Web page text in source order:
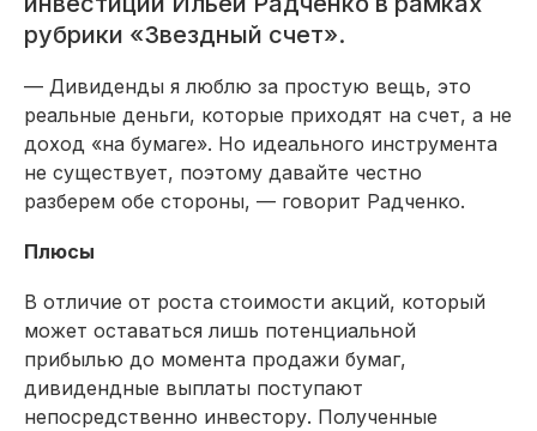
рубрики «Звездный счет».
— Дивиденды я люблю за простую вещь, это
реальные деньги, которые приходят на счет, а не
доход «на бумаге». Но идеального инструмента
не существует, поэтому давайте честно
разберем обе стороны, — говорит Радченко.
Плюсы
В отличие от роста стоимости акций, который
может оставаться лишь потенциальной
прибылью до момента продажи бумаг,
дивидендные выплаты поступают
непосредственно инвестору. Полученные